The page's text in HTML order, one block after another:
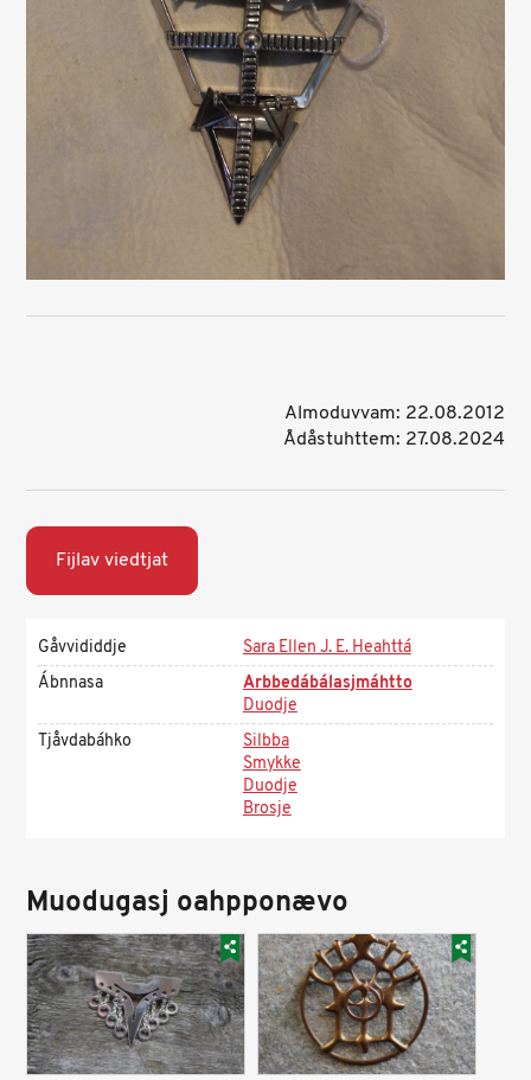
Almoduvvam: 22.08.2012
Ådåstuhttem: 27.08.2024
Fijlav viedtjat
Gåvvididdje
Sara Ellen J. E. Heahttá
Ábnnasa
Arbbedábálasjmáhtto
Duodje
Tjåvdabáhko
Silbba
Smykke
Duodje
Brosje
Muodugasj oahpponævo